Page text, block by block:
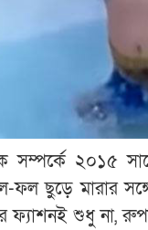
২০১৫
ফল ছুড়ে মারার
ফ্যাশনই শুধু না,